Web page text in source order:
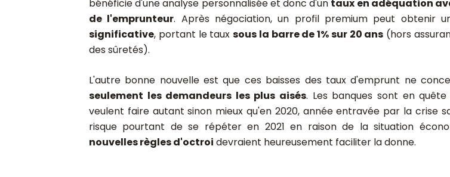
bénéficie d'une analyse personnalisée et donc d'un taux en adéquation
de l'emprunteur. Après négociation, un profil premium peut obtenir
significative, portant le tauxsous la barre de 1% sur 20 ans (hors
des sûretés).
L'autre bonne nouvelle est que ces baisses des taux d'emprunt ne
seulement les demandeurs les plus aisés. Les banques sont en
veulent faire autant sinon mieux qu'en 2020, année entravée par la crise
risque pourtant de se répéter en 2021 en raison de la situation
nouvelles règles d'octroi devraient heureusement faciliter la donne.